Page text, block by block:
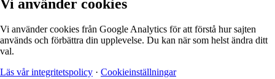
Vi använder cookies
Vi använder cookies från Google Analytics för att förstå hur sajten
används och förbättra din upplevelse. Du kan när som helst ändra ditt
val.
Läs vår integritetspolicy · Cookieinställningar